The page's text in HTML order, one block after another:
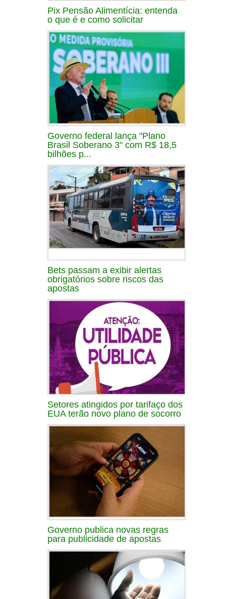
Pix Pensão Alimentícia: entenda
o que é e como solicitar
Governo federal lança "Plano
Brasil Soberano 3" com R$ 18,5
bilhões p...
Bets passam a exibir alertas
obrigatórios sobre riscos das
apostas
Setores atingidos por tarifaço dos
EUA terão novo plano de socorro
Governo publica novas regras
para publicidade de apostas